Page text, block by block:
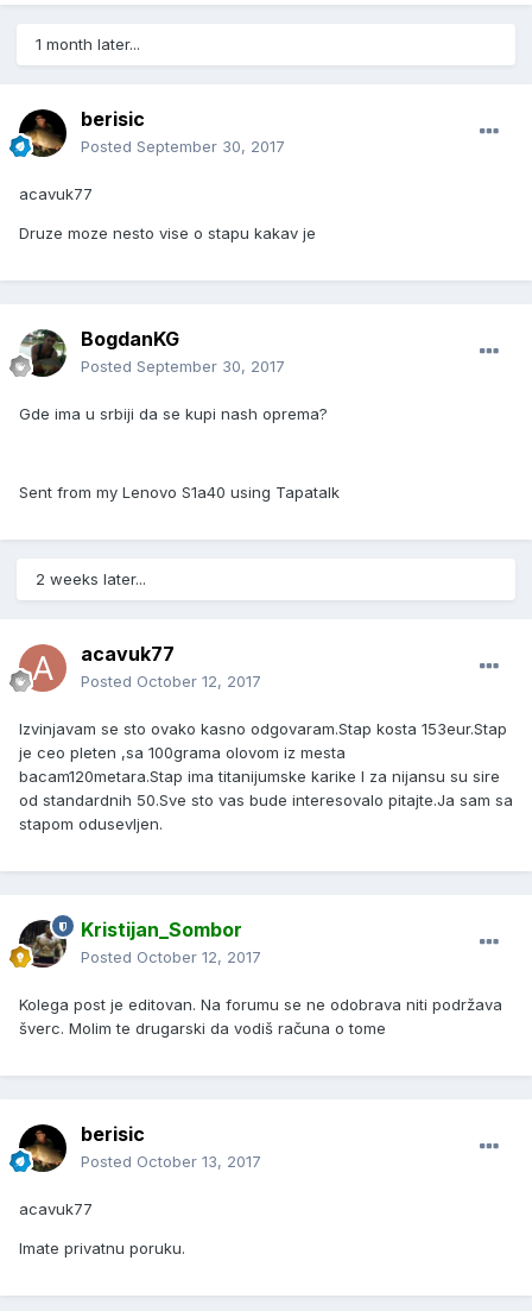
1 month later...
berisic
Posted September 30, 2017
acavuk77
Druze moze nesto vise o stapu kakav je
BogdanKG
Posted September 30, 2017
Gde ima u srbiji da se kupi nash oprema?
Sent from my Lenovo S1a40 using Tapatalk
2 weeks later...
acavuk77
Posted October 12, 2017
Izvinjavam se sto ovako kasno odgovaram.Stap kosta 153eur.Stap
je ceo pleten ,sa 100grama olovom iz mesta
bacam120metara.Stap ima titanijumske karike I za nijansu su sire
od standardnih 50.Sve sto vas bude interesovalo pitajte.Ja sam sa
stapom odusevljen.
Kristijan_Sombor
Posted October 12, 2017
Kolega post je editovan. Na forumu se ne odobrava niti podržava
šverc. Molim te drugarski da vodiš računa o tome
berisic
Posted October 13, 2017
acavuk77
Imate privatnu poruku.